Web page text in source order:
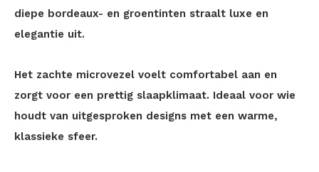
diepe bordeaux- en groentinten straalt luxe en
elegantie uit.
Het zachte microvezel voelt comfortabel aan en
zorgt voor een prettig slaapklimaat. Ideaal voor wie
houdt van uitgesproken designs met een warme,
klassieke sfeer.